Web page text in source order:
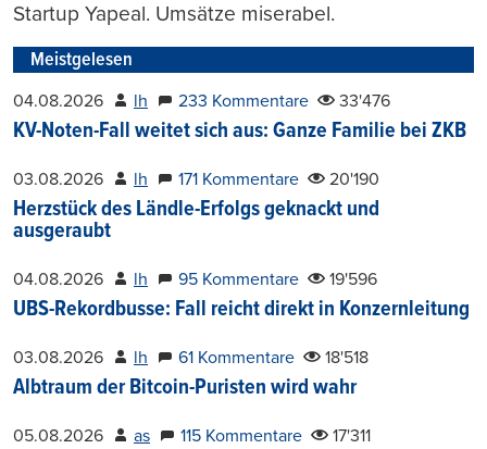
Startup Yapeal. Umsätze miserabel.
Meistgelesen
04.08.2026 lh 233 Kommentare 33'476
KV-Noten-Fall weitet sich aus: Ganze Familie bei ZKB
03.08.2026 lh 171 Kommentare 20'190
Herzstück des Ländle-Erfolgs geknackt und
ausgeraubt
04.08.2026 lh 95 Kommentare 19'596
UBS-Rekordbusse: Fall reicht direkt in Konzernleitung
03.08.2026 lh 61 Kommentare 18'518
Albtraum der Bitcoin-Puristen wird wahr
05.08.2026 as 115 Kommentare 17'311